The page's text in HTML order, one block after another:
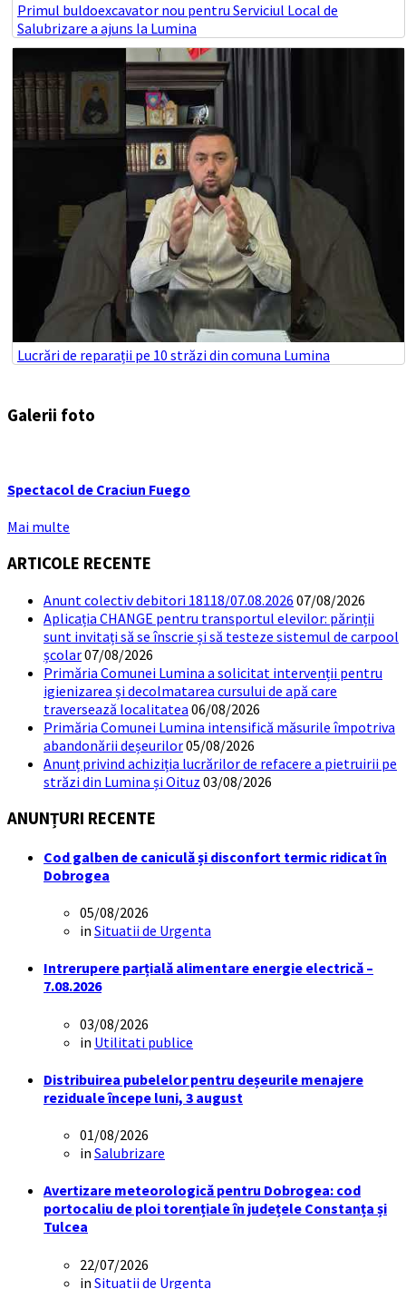
Primul buldoexcavator nou pentru Serviciul Local de
Salubrizare a ajuns la Lumina
Lucrări de reparații pe 10 străzi din comuna Lumina
Galerii foto
Spectacol de Craciun Fuego
Mai multe
ARTICOLE RECENTE
Anunt colectiv debitori 18118/07.08.2026 07/08/2026
Aplicația CHANGE pentru transportul elevilor: părinții
sunt invitați să se înscrie și să testeze sistemul de carpool
școlar07/08/2026
Primăria Comunei Lumina a solicitat intervenții pentru
igienizarea și decolmatarea cursului de apă care
traversează localitatea 06/08/2026
Primăria Comunei Lumina intensifică măsurile împotriva
abandonării deșeurilor05/08/2026
Anunț privind achiziția lucrărilor de refacere a pietruirii pe
străzi din Lumina și Oituz 03/08/2026
ANUNȚURI RECENTE
Cod galben de caniculă și disconfort termic ridicat în
Dobrogea
05/08/2026
in Situatii de Urgenta
Intrerupere parțială alimentare energie electrică –
7.08.2026
03/08/2026
in Utilitati publice
Distribuirea pubelelor pentru deșeurile menajere
reziduale începe luni, 3 august
01/08/2026
in Salubrizare
Avertizare meteorologică pentru Dobrogea: cod
portocaliu de ploi torențiale în județele Constanța și
Tulcea
22/07/2026
in Situatii de Urgenta